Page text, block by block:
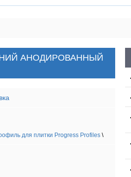
АНОДИРОВАННЫЙ
для плитки Progress Profiles \